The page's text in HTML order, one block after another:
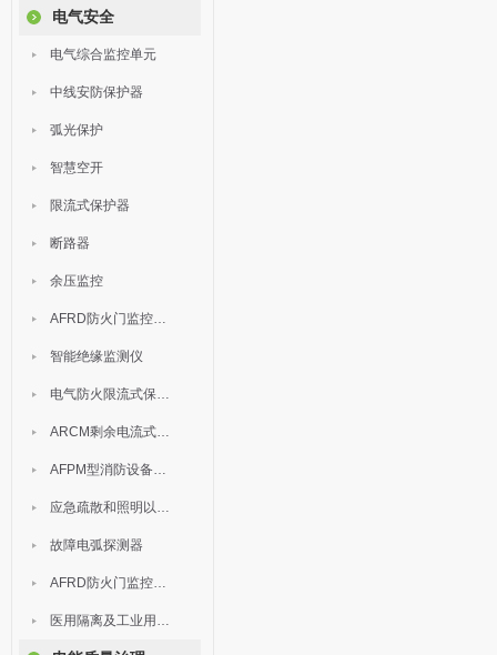
电气安全
电气综合监控单元
中线安防保护器
弧光保护
智慧空开
限流式保护器
断路器
余压监控
AFRD防火门监控模块
智能绝缘监测仪
电气防火限流式保护器
ARCM剩余电流式电气火灾监控装置
AFPM型消防设备电源监控系统
应急疏散和照明以及灯具
故障电弧探测器
AFRD防火门监控系统
医用隔离及工业用电绝缘检测